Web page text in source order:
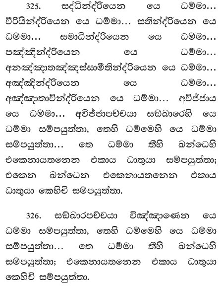
325. සද්ධින්ද්රියෙන යෙ ධම්මා…
වීරියින්ද්රියෙන යෙ ධම්මා… සතින්ද්රියෙන යෙ
ධම්මා… සමාධින්ද්රියෙන යෙ ධම්මා…
පඤ්ඤින්ද්රියෙන යෙ ධම්මා…
අනඤ්ඤාතඤ්ඤස්සාමීතින්ද්රියෙන යෙ ධම්මා…
අඤ්ඤින්ද්රියෙන යෙ ධම්මා…
අඤ්ඤාතාවින්ද්රියෙන යෙ ධම්මා… අවිජ්ජාය
යෙ ධම්මා… අවිජ්ජාපච්චයා සඞ්ඛාරෙහි යෙ
ධම්මා සම්පයුත්තා, තෙහි ධම්මෙහි යෙ ධම්මා
සම්පයුත්තා… තෙ ධම්මා තීහි ඛන්ධෙහි
එකෙනායතනෙන එකාය ධාතුයා සම්පයුත්තා;
එකෙන ඛන්ධෙන එකෙනායතනෙන එකාය
ධාතුයා කෙහිචි සම්පයුත්තා.
326. සඞ්ඛාරපච්චයා විඤ්ඤාණෙන යෙ
ධම්මා සම්පයුත්තා, තෙහි ධම්මෙහි යෙ ධම්මා
සම්පයුත්තා… තෙ ධම්මා තීහි ඛන්ධෙහි
සම්පයුත්තා; එකෙනායතනෙන එකාය ධාතුයා
කෙහිචි සම්පයුත්තා.